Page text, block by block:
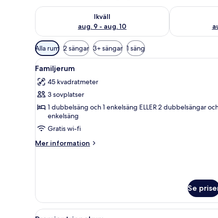
Ikväll
aug. 9 - aug. 10
Kontrollera tillgängligheten för ikväll aug. 9 - aug. 10
Kontrollera
Tillgängliga
filter
för
rum
Alla rum 2 sängar 3+ sängar 1 säng
Öppna
alla
foton
för
Familjerum
Ett hotellrum med två
4
Familjerum
45 kvadratmeter
3 sovplatser
1 dubbelsäng och 1 enkelsäng ELLER 2 dubbelsängar
enkelsäng
Gratis wi-fi
Mer information
Mer
Se
Öppna
Ett hotellrum med ett stort